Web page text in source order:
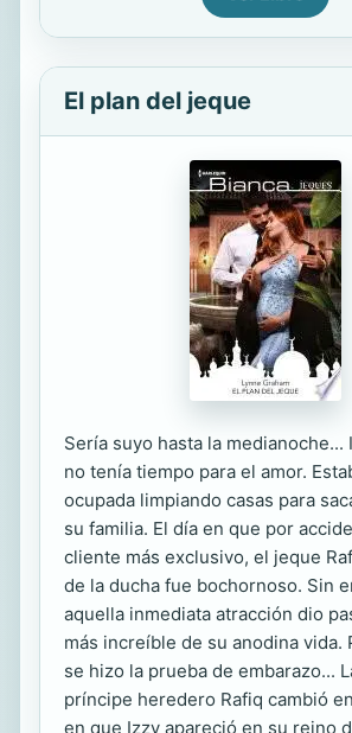
El plan del jeque
Sería suyo hasta la medianoche...
no tenía tiempo para el amor.
ocupada limpiando casas para
su familia. El día en que por
cliente más exclusivo, el jeque
de la ducha fue bochornoso. Sin
aquella inmediata atracción dio
más increíble de su anodina vida.
se hizo la prueba de embarazo...
príncipe heredero Rafiq cambió
en que Izzy apareció en su reino